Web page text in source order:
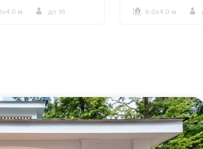
м. до 16 6,0х4,0 м.